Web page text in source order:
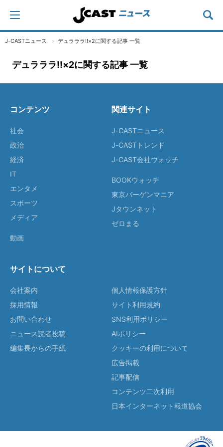
J-CASTニュース デュラララ!!×2に関する記事 一覧
デュラララ!!×2に関する記事 一覧
コンテンツ
社会
政治
経済
IT
エンタメ
スポーツ
メディア
動画
関連サイト
J-CASTニュース
J-CASTトレンド
J-CAST会社ウォッチ
BOOKウォッチ
東京バーゲンマニア
Jタウンネット
ゼロまる
サイトについて
会社案内
採用情報
お問い合わせ
ニュース読者投稿
編集長からの手紙
個人情報保護方針
サイト利用規約
SNS利用ポリシー
AIポリシー
クッキーの利用について
広告掲載
記事配信
コンテンツ二次利用
日本インターネット報道協会